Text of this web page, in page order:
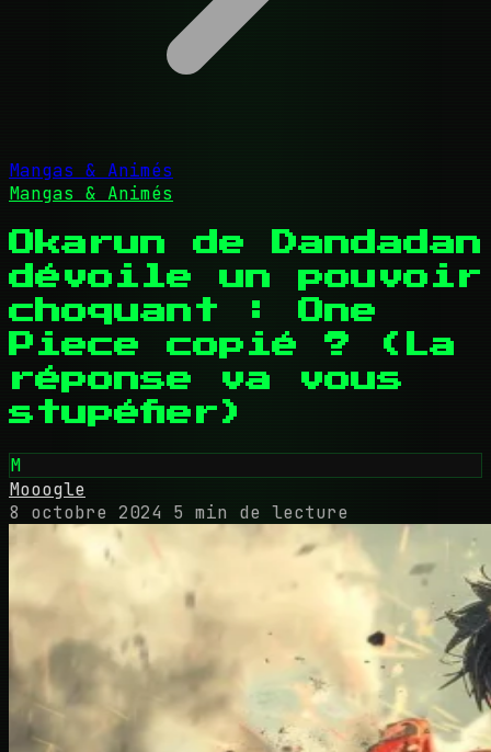
Mangas & Animés
Mangas & Animés
Okarun de Dandadan
dévoile un pouvoir
choquant : One
Piece copié ? (La
réponse va vous
stupéfier)
M
Mooogle
8 octobre 2024 5 min de lecture